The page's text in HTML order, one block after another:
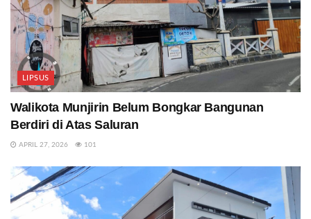
LIPSUS
Walikota Munjirin Belum Bongkar Bangunan
Berdiri di Atas Saluran
APRIL 27, 2026 101